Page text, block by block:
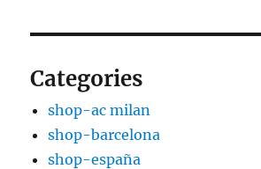
Categories
shop-ac milan
shop-barcelona
shop-españa